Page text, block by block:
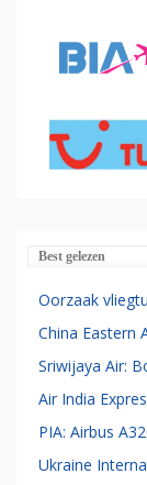
Best gelezen
Oorzaak
China Eastern
Sriwijaya Air:
Air India
PIA: Airbus
Ukraine